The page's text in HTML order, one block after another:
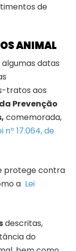
de
ANIMAL
datas
tratos aos
Prevenção
comemorada,
nº 17.064, de
protege contra
a Lei
descritas,
do